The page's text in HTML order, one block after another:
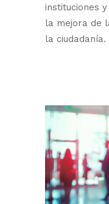
instituciones
la mejora de
la ciudadanía.